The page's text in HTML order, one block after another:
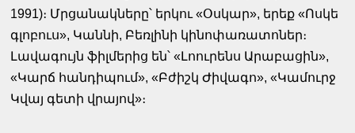
1991)։ Մրցանակները՝ երկու «Օսկար», երեք «Ոսկե
գլոբուս», Կաննի, Բեռլինի կինոփառատոներ։
Լավագույն ֆիլմերից են՝ «Լոուրենս Արաբացին»,
«Կարճ հանդիպում», «Բժիշկ Ժիվագո», «Կամուրջ
Կվայ գետի վրայով»։